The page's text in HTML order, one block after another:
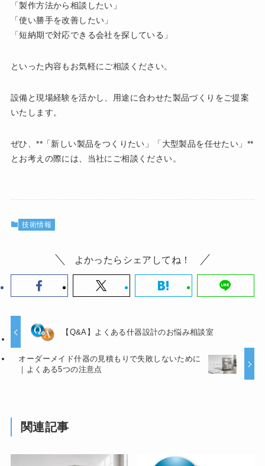
「製作方法から相談したい」
「使い勝手を改善したい」
「短納期で対応できる会社を探している」
といった内容もお気軽にご相談ください。
設備と現場経験を活かし、用途に合わせた製品づくりをご提案
いたします。
ぜひ、**「新しい製品をつくりたい」「大型製品を任せたい」**
とお考えの際には、当社にご相談ください。
技術情報
よかったらシェアしてね！
【Q&A】よくある什器設計のお悩み相談室
オーダーメイド什器の見積もりで失敗しないために
｜よくある5つの注意点
関連記事